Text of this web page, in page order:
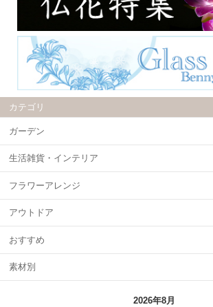
カテゴリ
ガーデン
生活雑貨・インテリア
フラワーアレンジ
アウトドア
おすすめ
素材別
2026年8月